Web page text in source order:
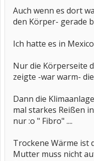
Auch wenn es dort
den Körper- gerade
Ich hatte es in
Nur die Körperseite
zeigte -war warm-
Dann die
mal starkes Reißen
nur :o " Fibro" ....
Trockene Wärme ist
Mutter muss nicht